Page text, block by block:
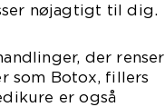
nøjagtigt til dig.
der renser
som Botox, fillers
er også